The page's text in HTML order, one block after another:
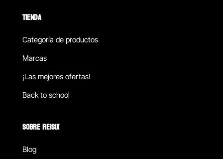
TIENDA
Categoría de productos
Marcas
¡Las mejores ofertas!
Back to school
SOBRE REISIX
Blog